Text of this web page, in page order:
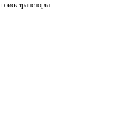
транспорта